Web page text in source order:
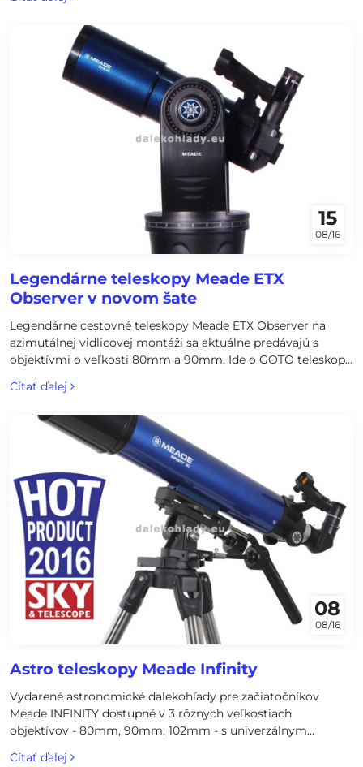
voliteľnej dovetail lišty pripojiť na rovníkovú montáž a
15
08/16
Legendárne teleskopy Meade ETX
Observer v novom šate
Legendárne cestovné teleskopy Meade ETX Observer na
azimutálnej vidlicovej montáži sa aktuálne predávajú s
objektívmi o veľkosti 80mm a 90mm. Ide o GOTO teleskopy
so zabudovanými motorčekmi a s funkciou automatického
vyhľadávania a sledovania objektov na nočnej oblohe.
Čítať ďalej
08
08/16
Astro teleskopy Meade Infinity
Vydarené astronomické ďalekohľady pre začiatočníkov
Meade INFINITY dostupné v 3 rôznych veľkostiach
objektívov - 80mm, 90mm, 102mm - s univerzálnym
využitím na pozorovanie planét, Mesiaca, deep-sky objektov
Čítať ďalej